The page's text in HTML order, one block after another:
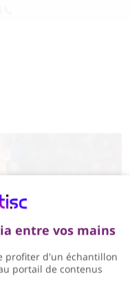
entre vos mains
profiter d'un échantillon
portail de contenus